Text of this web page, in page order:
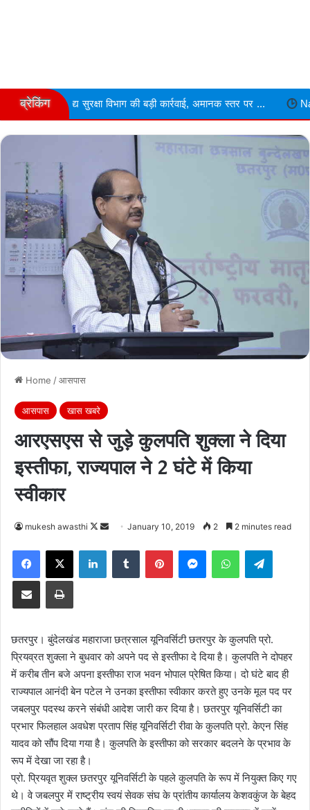
ब्रेकिंग
विभाग की बड़ी कार्रवाई, अमानक स्तर पर ... Narmdapuram चरित्र
Home /आसपास
आसपास खास खबरे
आरएसएस से जुड़े कुलपति शुक्ला ने दिया
इस्तीफा, राज्यपाल ने 2 घंटे में किया
स्वीकार
mukesh awasthi
Follow
Send
email
January 10, 2019 2 2 minutes read
Facebook
X LinkedInTumblr PinterestMessengerWhatsApp
Share via Email Print
छतरपुर। बुंदेलखंड महाराजा छत्रसाल यूनिवर्सिटी छतरपुर के कुलपति प्रो.
प्रियव्रत शुक्ला ने बुधवार को अपने पद से इस्तीफा दे दिया है। कुलपति ने दोपहर
में करीब तीन बजे अपना इस्तीफा राज भवन भोपाल प्रेषित किया। दो घंटे बाद ही
राज्यपाल आनंदी बेन पटेल ने उनका इस्तीफा स्वीकार करते हुए उनके मूल पद पर
जबलपुर पदस्थ करने संबंधी आदेश जारी कर दिया है। छतरपुर यूनिवर्सिटी का
प्रभार फिलहाल अवधेश प्रताप सिंह यूनिवर्सिटी रीवा के कुलपति प्रो. केएन सिंह
यादव को सौंप दिया गया है। कुलपति के इस्तीफा को सरकार बदलने के प्रभाव के
रूप में देखा जा रहा है।
प्रो. प्रियवृत शुक्ल छतरपुर यूनिवर्सिटी के पहले कुलपति के रूप में नियुक्त किए गए
थे। वे जबलपुर में राष्ट्रीय स्वयं सेवक संघ के प्रांतीय कार्यालय केशवकुंज के बेहद